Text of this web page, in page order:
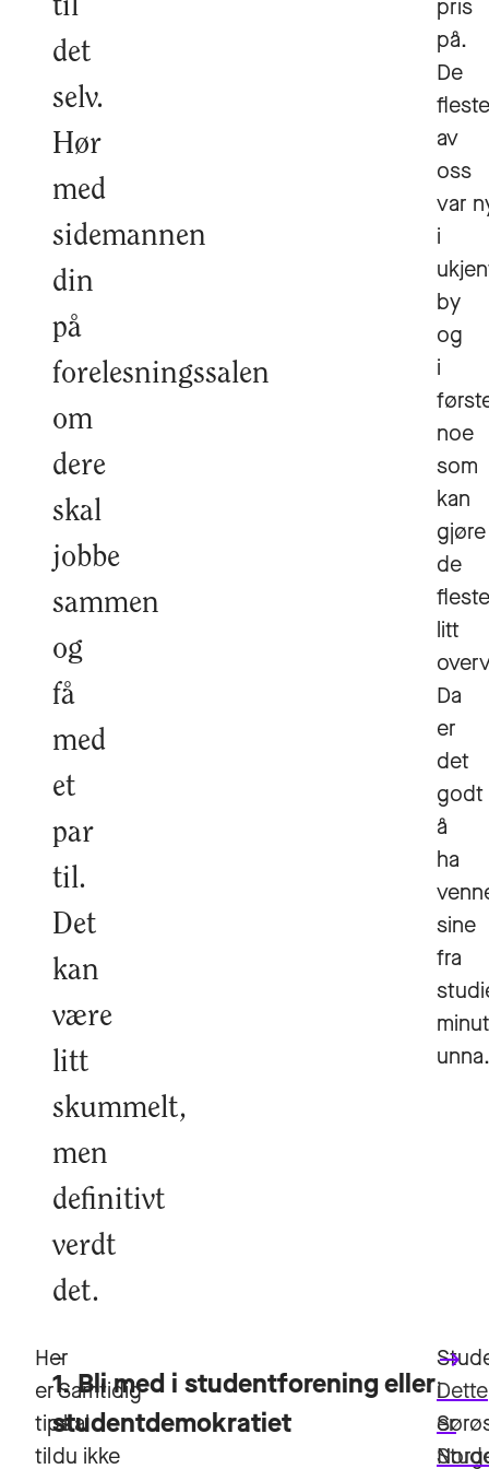
til
det
selv.
Hør
med
sidemannen
din
på
forelesningssalen
om
dere
skal
jobbe
sammen
og
få
med
et
par
til.
Det
kan
være
litt
skummelt,
men
definitivt
verdt
det.
pris
på.
De
fleste
av
oss
var
i
by
og
i
noe
som
kan
gjøre
de
fleste
litt
Da
er
det
godt
å
ha
sine
fra
Her
er
tips
til
–
Samtidig
skal
du ikke
1. Bli med i studentforening eller
studentdemokratiet
i
keyboard_backspace
Dette
er